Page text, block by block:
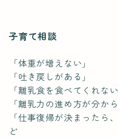
子育て相談
「体重が増えない」
「吐き戻しがある」
「離乳食を食べてくれない
「離乳力の進め方が分から
「仕事復帰が決まったら
ど